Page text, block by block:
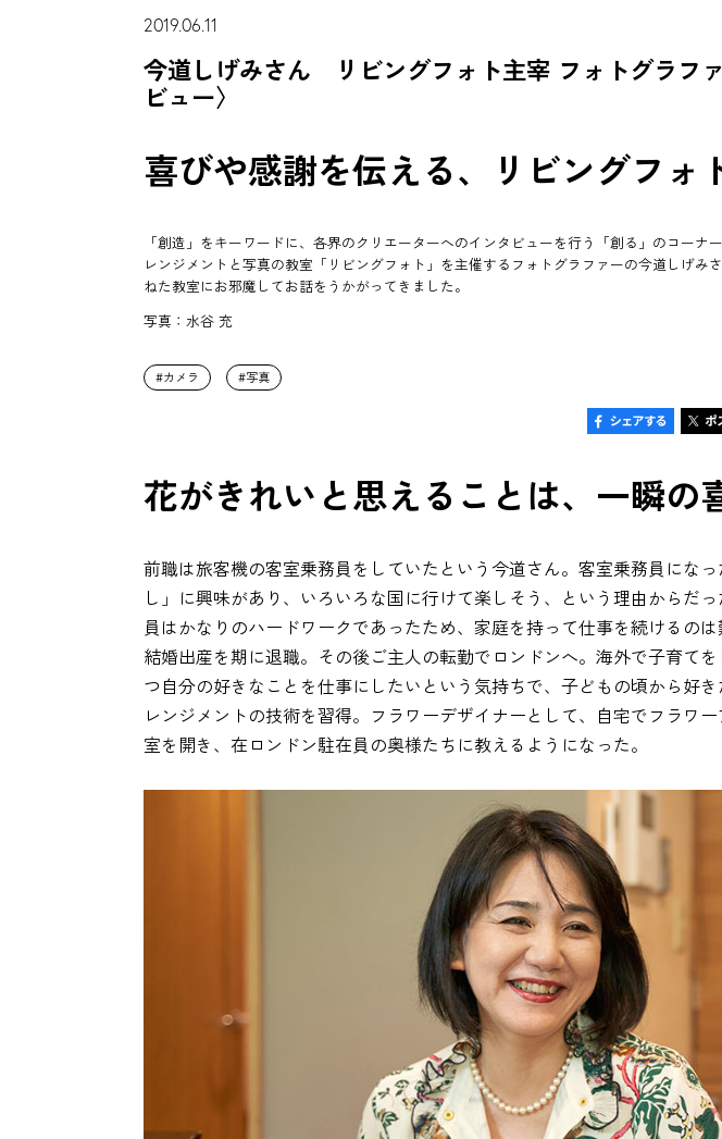
2019.06.11
今道しげみさん リビングフォト主宰 フォトグラフ
ビュー〉
喜びや感謝を伝える、リビングフォ
「創造」をキーワードに、各界のクリエーターへのインタビューを行う「創る」のコーナ
レンジメントと写真の教室「リビングフォト」を主催するフォトグラファーの今道しげみ
ねた教室にお邪魔してお話をうかがってきました。
写真：水谷 充
カメラ 写真
花がきれいと思えることは、一瞬の
前職は旅客機の客室乗務員をしていたという今道さん。客室乗務員にな
し」に興味があり、いろいろな国に行けて楽しそう、という理由からだ
員はかなりのハードワークであったため、家庭を持って仕事を続けるの
結婚出産を期に退職。その後ご主人の転勤でロンドンへ。海外で子育て
つ自分の好きなことを仕事にしたいという気持ちで、子どもの頃から好
レンジメントの技術を習得。フラワーデザイナーとして、自宅でフラワ
室を開き、在ロンドン駐在員の奥様たちに教えるようになった。